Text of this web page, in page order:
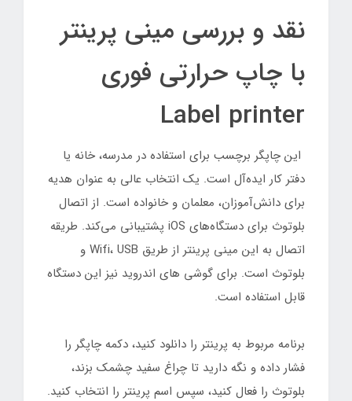
نقد و بررسی مینی پرینتر
با چاپ حرارتی فوری
Label printer
این چاپگر برچسب برای استفاده در مدرسه، خانه یا
دفتر کار ایده‌آل است. یک انتخاب عالی به عنوان هدیه
برای دانش‌آموزان، معلمان و خانواده است. از اتصال
بلوتوث برای دستگاه‌های iOS پشتیبانی می‌کند. طریقه
اتصال به این مینی پرینتر از طریق Wifi، USB و
بلوتوث است. برای گوشی های اندروید نیز این دستگاه
قابل استفاده است.
برنامه مربوط به پرینتر را دانلود کنید، دکمه چاپگر را
فشار داده و نگه دارید تا چراغ سفید چشمک بزند،
بلوتوث را فعال کنید، سپس اسم پرینتر را انتخاب کنید.